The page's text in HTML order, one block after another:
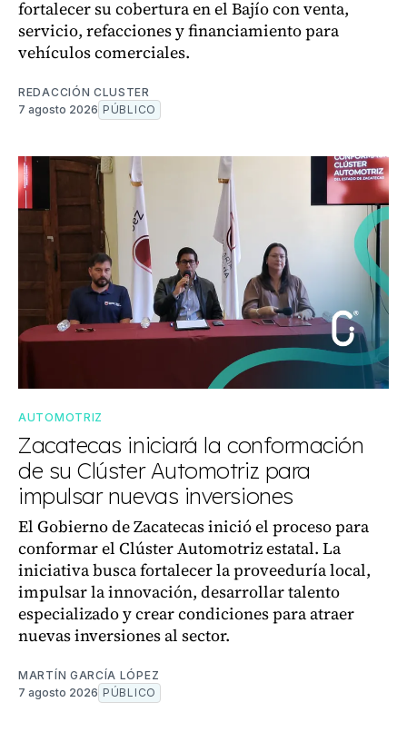
fortalecer su cobertura en el Bajío con venta,
servicio, refacciones y financiamiento para
vehículos comerciales.
REDACCIÓN CLUSTER
7 agosto 2026 PÚBLICO
AUTOMOTRIZ
Zacatecas iniciará la conformación
de su Clúster Automotriz para
impulsar nuevas inversiones
El Gobierno de Zacatecas inició el proceso para
conformar el Clúster Automotriz estatal. La
iniciativa busca fortalecer la proveeduría local,
impulsar la innovación, desarrollar talento
especializado y crear condiciones para atraer
nuevas inversiones al sector.
MARTÍN GARCÍA LÓPEZ
7 agosto 2026 PÚBLICO